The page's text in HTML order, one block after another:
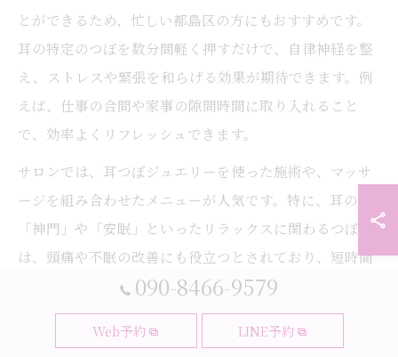
とができるため、忙しい都島区の方にもおすすめです。
耳の特定のつぼを数分間軽く押すだけで、自律神経を整
え、ストレスや緊張を和らげる効果が期待できます。例
えば、仕事の合間や家事の隙間時間に取り入れること
で、効率よくリフレッシュできます。
サロンでは、耳つぼジュエリーを使った施術や、マッサ
ージを組み合わせたメニューが人気です。特に、耳の
「神門」や「安眠」といったリラックスに関わるつぼ
は、頭痛や不眠の改善にも役立つとされており、短時間
で気分転換したい方に最適です。施術後は、身体が軽く
なったと感じる方が多いのも特徴です。
自宅でのセルフケアも簡単に実践でき、初心者の方は、
090-8466-9579
Web予約 LINE予約